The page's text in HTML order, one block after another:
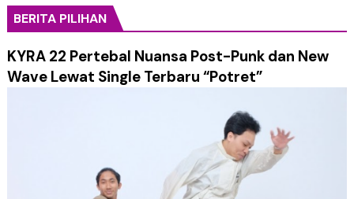
BERITA PILIHAN
KYRA 22 Pertebal Nuansa Post-Punk dan New
Wave Lewat Single Terbaru “Potret”